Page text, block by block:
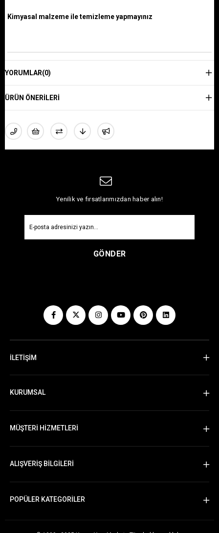
Kimyasal malzeme ile temizleme yapmayınız
YORUMLAR(0)
ÜRÜN ÖNERILERI
Yenilik ve fırsatlarımızdan haber alın!
GÖNDER
İLETİŞİM
KURUMSAL
MÜŞTERİ HİZMETLERİ
ALIŞVERİŞ BİLGİLERİ
POPÜLER KATEGORİLER